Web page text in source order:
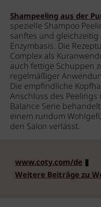
Shampeeling aus der
spezielle Shampoo
sanftes und
Enzymbasis. Die
Complex als
auch fettige Schuppen
regelmäßiger
Die empfindliche
Anschluss des
Balance Serie
einem rundum
den Salon verlässt.
www.coty.com/de
Weitere Beiträge zu